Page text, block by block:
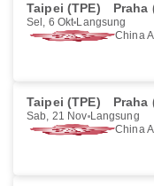
Taipei (TPE) Praha
Sel, 6 Okt Langsung
China
Taipei (TPE) Praha
Sab, 21 Nov Langsung
China